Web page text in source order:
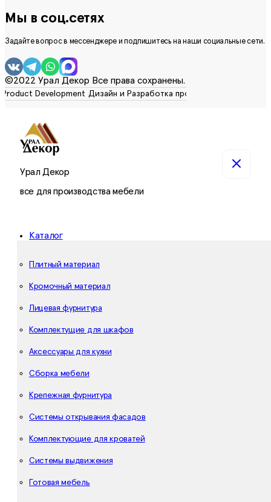
Мы в соц.сетях
Задайте вопрос в мессенджере и подпишитесь на наши социальные сети.
©2022 Урал Декор Все права сохранены.
Урал Декор
все для производства мебели
Каталог
Плитный материал
Кромочный материал
Лицевая фурнитура
Комплектущие для шкафов
Аксессуары для кухни
Сборка мебели
Крепежная фурнитура
Системы открывания фасадов
Комплектующие для кроватей
Системы выдвижения
Готовая мебель